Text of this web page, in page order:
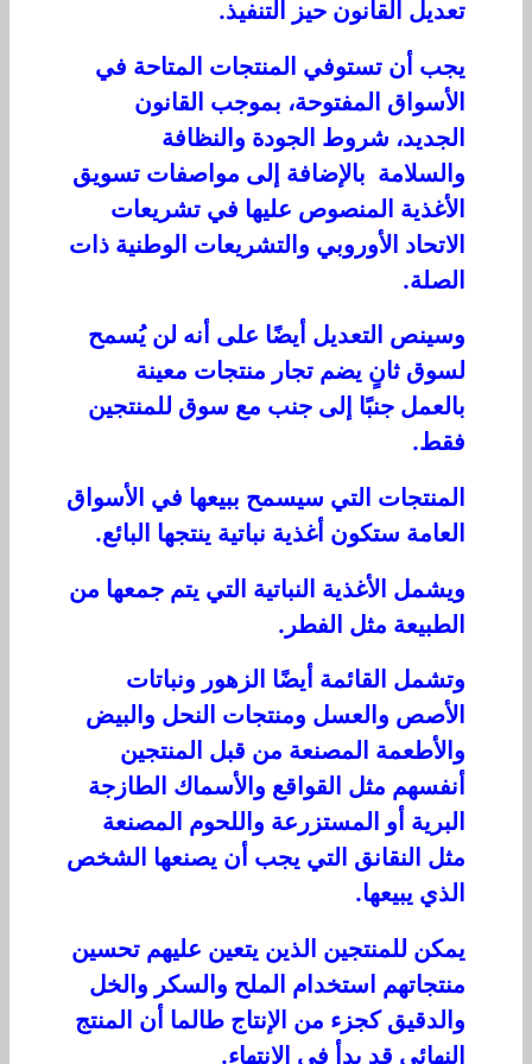
تعديل القانون حيز التنفيذ.
يجب أن تستوفي المنتجات المتاحة في
الأسواق المفتوحة، بموجب القانون
الجديد، شروط الجودة والنظافة
والسلامة بالإضافة إلى مواصفات تسويق
الأغذية المنصوص عليها في تشريعات
الاتحاد الأوروبي والتشريعات الوطنية ذات
الصلة.
وسينص التعديل أيضًا على أنه لن يُسمح
لسوق ثانٍ يضم تجار منتجات معينة
بالعمل جنبًا إلى جنب مع سوق للمنتجين
فقط.
المنتجات التي سيسمح ببيعها في الأسواق
العامة ستكون أغذية نباتية ينتجها البائع.
ويشمل الأغذية النباتية التي يتم جمعها من
الطبيعة مثل الفطر.
وتشمل القائمة أيضًا الزهور ونباتات
الأصص والعسل ومنتجات النحل والبيض
والأطعمة المصنعة من قبل المنتجين
أنفسهم مثل القواقع والأسماك الطازجة
البرية أو المستزرعة واللحوم المصنعة
مثل النقانق التي يجب أن يصنعها الشخص
الذي يبيعها.
يمكن للمنتجين الذين يتعين عليهم تحسين
منتجاتهم استخدام الملح والسكر والخل
والدقيق كجزء من الإنتاج طالما أن المنتج
النهائي قد بدأ في الانتهاء.